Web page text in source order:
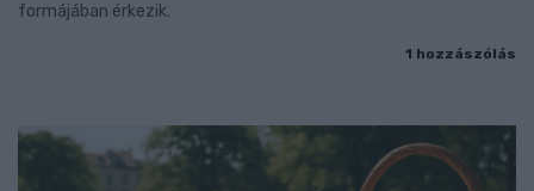
formájában érkezik.
1 hozzászólás